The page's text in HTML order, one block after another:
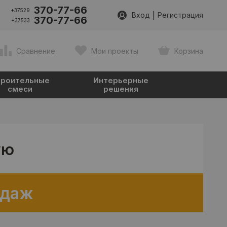
+37529 370-77-66
+37533 370-77-66 Вход Регистрация
Сравнение Мои проекты Корзина
смеси
Интерьерные
решения